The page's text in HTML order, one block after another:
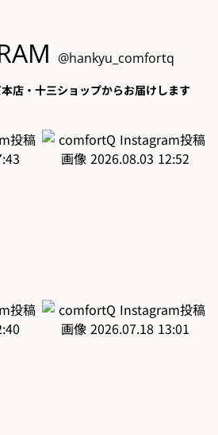
@hankyu_comfortq
店・十三ショップからお届けします